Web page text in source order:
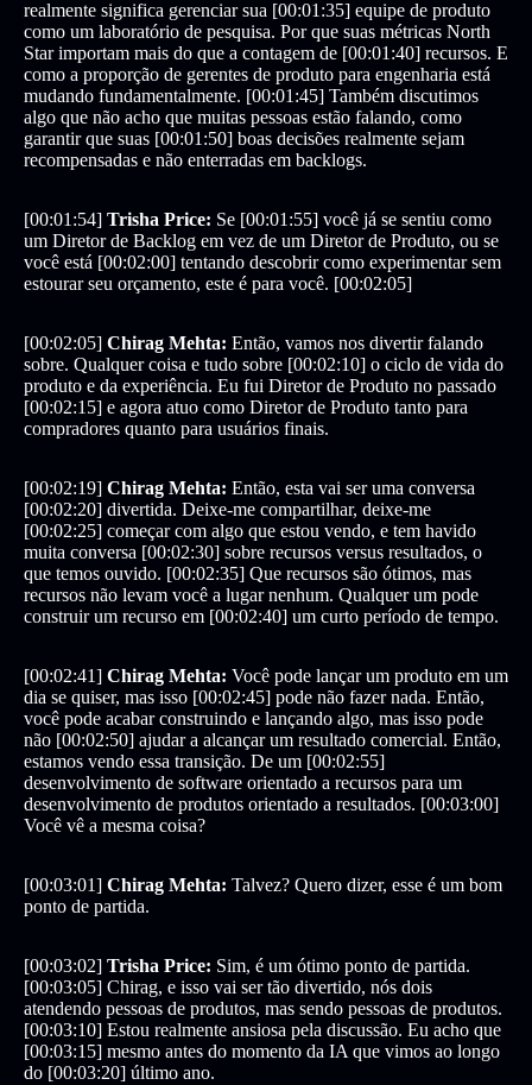
realmente significa gerenciar sua [00:01:35] equipe de produto
como um laboratório de pesquisa. Por que suas métricas North
Star importam mais do que a contagem de [00:01:40] recursos. E
como a proporção de gerentes de produto para engenharia está
mudando fundamentalmente. [00:01:45] Também discutimos
algo que não acho que muitas pessoas estão falando, como
garantir que suas [00:01:50] boas decisões realmente sejam
recompensadas e não enterradas em backlogs.
[00:01:54] Trisha Price: Se [00:01:55] você já se sentiu como
um Diretor de Backlog em vez de um Diretor de Produto, ou se
você está [00:02:00] tentando descobrir como experimentar sem
estourar seu orçamento, este é para você. [00:02:05]
[00:02:05] Chirag Mehta: Então, vamos nos divertir falando
sobre. Qualquer coisa e tudo sobre [00:02:10] o ciclo de vida do
produto e da experiência. Eu fui Diretor de Produto no passado
[00:02:15] e agora atuo como Diretor de Produto tanto para
compradores quanto para usuários finais.
[00:02:19] Chirag Mehta: Então, esta vai ser uma conversa
[00:02:20] divertida. Deixe-me compartilhar, deixe-me
[00:02:25] começar com algo que estou vendo, e tem havido
muita conversa [00:02:30] sobre recursos versus resultados, o
que temos ouvido. [00:02:35] Que recursos são ótimos, mas
recursos não levam você a lugar nenhum. Qualquer um pode
construir um recurso em [00:02:40] um curto período de tempo.
[00:02:41] Chirag Mehta: Você pode lançar um produto em um
dia se quiser, mas isso [00:02:45] pode não fazer nada. Então,
você pode acabar construindo e lançando algo, mas isso pode
não [00:02:50] ajudar a alcançar um resultado comercial. Então,
estamos vendo essa transição. De um [00:02:55]
desenvolvimento de software orientado a recursos para um
desenvolvimento de produtos orientado a resultados. [00:03:00]
Você vê a mesma coisa?
[00:03:01] Chirag Mehta: Talvez? Quero dizer, esse é um bom
ponto de partida.
[00:03:02] Trisha Price: Sim, é um ótimo ponto de partida.
[00:03:05] Chirag, e isso vai ser tão divertido, nós dois
atendendo pessoas de produtos, mas sendo pessoas de produtos.
[00:03:10] Estou realmente ansiosa pela discussão. Eu acho que
[00:03:15] mesmo antes do momento da IA que vimos ao longo
do [00:03:20] último ano.